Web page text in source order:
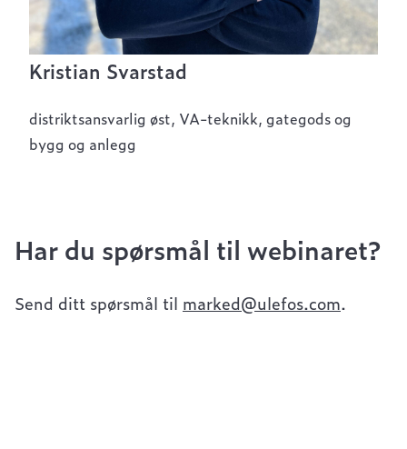
Kristian Svarstad
distriktsansvarlig øst, VA-teknikk, gategods og
bygg og anlegg
Har du spørsmål til webinaret?
Send ditt spørsmål til marked@ulefos.com.